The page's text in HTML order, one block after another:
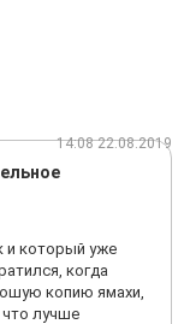
14:08 22.08.2019
и который уже
когда
копию ямахи,
лучше